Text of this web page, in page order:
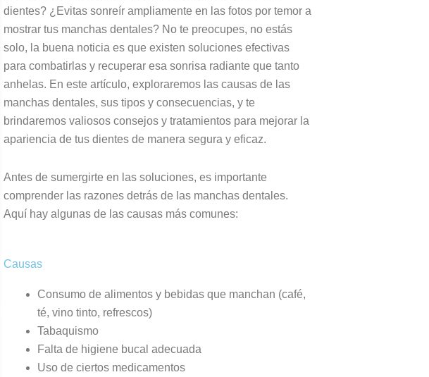
dientes? ¿Evitas sonreír ampliamente en las fotos por temor a
mostrar tus manchas dentales? No te preocupes, no estás
solo, la buena noticia es que existen soluciones efectivas
para combatirlas y recuperar esa sonrisa radiante que tanto
anhelas. En este artículo, exploraremos las causas de las
manchas dentales, sus tipos y consecuencias, y te
brindaremos valiosos consejos y tratamientos para mejorar la
apariencia de tus dientes de manera segura y eficaz.
Antes de sumergirte en las soluciones, es importante
comprender las razones detrás de las manchas dentales.
Aquí hay algunas de las causas más comunes:
Causas
Consumo de alimentos y bebidas que manchan (café,
té, vino tinto, refrescos)
Tabaquismo
Falta de higiene bucal adecuada
Uso de ciertos medicamentos